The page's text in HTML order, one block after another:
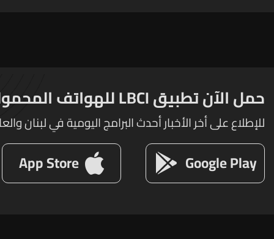
حمل الآن تطبيق LBCI للهواتف المحمولة
للإطلاع على أخر الأخبار أحدث البرامج اليومية في لبنان
Google Play
App Store